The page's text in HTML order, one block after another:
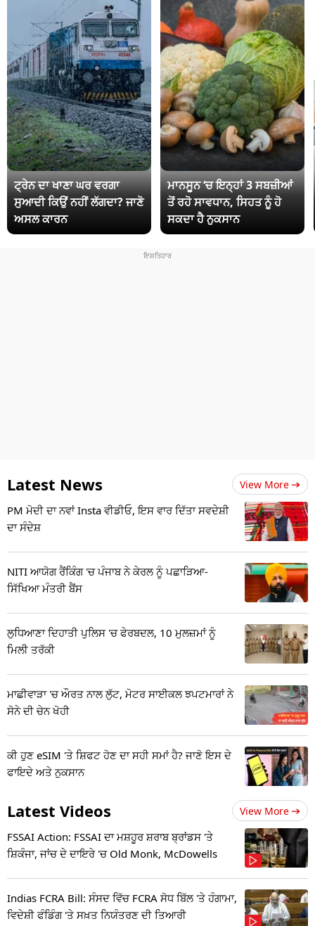
ਟ੍ਰੇਨ ਦਾ ਖਾਣਾ ਘਰ ਵਰਗਾ
ਸੁਆਦੀ ਕਿਉਂ ਨਹੀਂ ਲੱਗਦਾ? ਜਾਣੋ
ਅਸਲ ਕਾਰਨ
ਮਾਨਸੂਨ ‘ਚ ਇਨ੍ਹਾਂ 3 ਸਬਜ਼ੀਆਂ
ਤੋਂ ਰਹੋ ਸਾਵਧਾਨ, ਸਿਹਤ ਨੂੰ ਹੋ
ਸਕਦਾ ਹੈ ਨੁਕਸਾਨ
Latest News View More
PM ਮੋਦੀ ਦਾ ਨਵਾਂ Insta ਵੀਡੀਓ, ਇਸ ਵਾਰ ਦਿੱਤਾ ਸਵਦੇਸ਼ੀ
ਦਾ ਸੰਦੇਸ਼
NITI ਆਯੋਗ ਰੈਂਕਿੰਗ 'ਚ ਪੰਜਾਬ ਨੇ ਕੇਰਲ ਨੂੰ ਪਛਾੜਿਆ-
ਸਿੱਖਿਆ ਮੰਤਰੀ ਬੈਂਸ
ਲੁਧਿਆਣਾ ਦਿਹਾਤੀ ਪੁਲਿਸ 'ਚ ਫੇਰਬਦਲ, 10 ਮੁਲਜ਼ਮਾਂ ਨੂੰ
ਮਿਲੀ ਤਰੱਕੀ
ਮਾਛੀਵਾੜਾ 'ਚ ਔਰਤ ਨਾਲ ਲੁੱਟ, ਮੋਟਰ ਸਾਈਕਲ ਝਪਟਮਾਰਾਂ ਨੇ
ਸੋਨੇ ਦੀ ਚੇਨ ਖੋਹੀ
ਕੀ ਹੁਣ eSIM 'ਤੇ ਸ਼ਿਫਟ ਹੋਣ ਦਾ ਸਹੀ ਸਮਾਂ ਹੈ? ਜਾਣੋ ਇਸ ਦੇ
ਫਾਇਦੇ ਅਤੇ ਨੁਕਸਾਨ
Latest Videos View More
FSSAI Action: FSSAI ਦਾ ਮਸ਼ਹੂਰ ਸ਼ਰਾਬ ਬ੍ਰਾਂਡਸ 'ਤੇ
ਸ਼ਿਕੰਜਾ, ਜਾਂਚ ਦੇ ਦਾਇਰੇ 'ਚ Old Monk, McDowells
Indias FCRA Bill: ਸੰਸਦ ਵਿੱਚ FCRA ਸੋਧ ਬਿੱਲ 'ਤੇ ਹੰਗਾਮਾ,
ਵਿਦੇਸ਼ੀ ਫੰਡਿੰਗ 'ਤੇ ਸਖ਼ਤ ਨਿਯੰਤਰਣ ਦੀ ਤਿਆਰੀ